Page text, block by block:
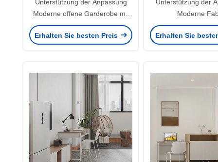
Unterstützung der Anpassung
Moderne offene Garderobe mit
oberem und unterem Schuhlager
Klappmöbel für Zuhause und
Erhalten Sie besten Preis
Unterstützung der
Moderne
maßgeschneiderte
Kaffeetisch
Erhalten Sie